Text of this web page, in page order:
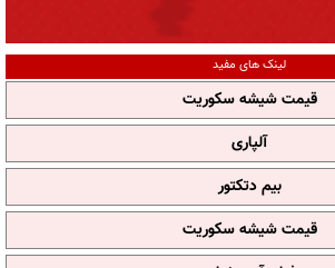
لینک های مفید
قیمت شیشه سکوریت
آلپاری
بیم دتکتور
قیمت شیشه سکوریت